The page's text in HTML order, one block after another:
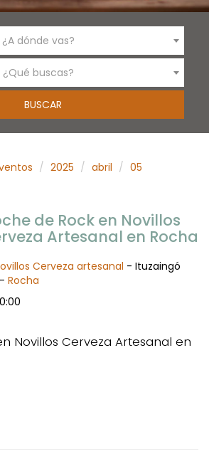
¿A dónde vas?
¿Qué buscas?
2025 abril
05
de Rock en Novillos
Artesanal en Rocha
Cerveza artesanal - Ituzaingó
Rocha
Novillos Cerveza Artesanal en